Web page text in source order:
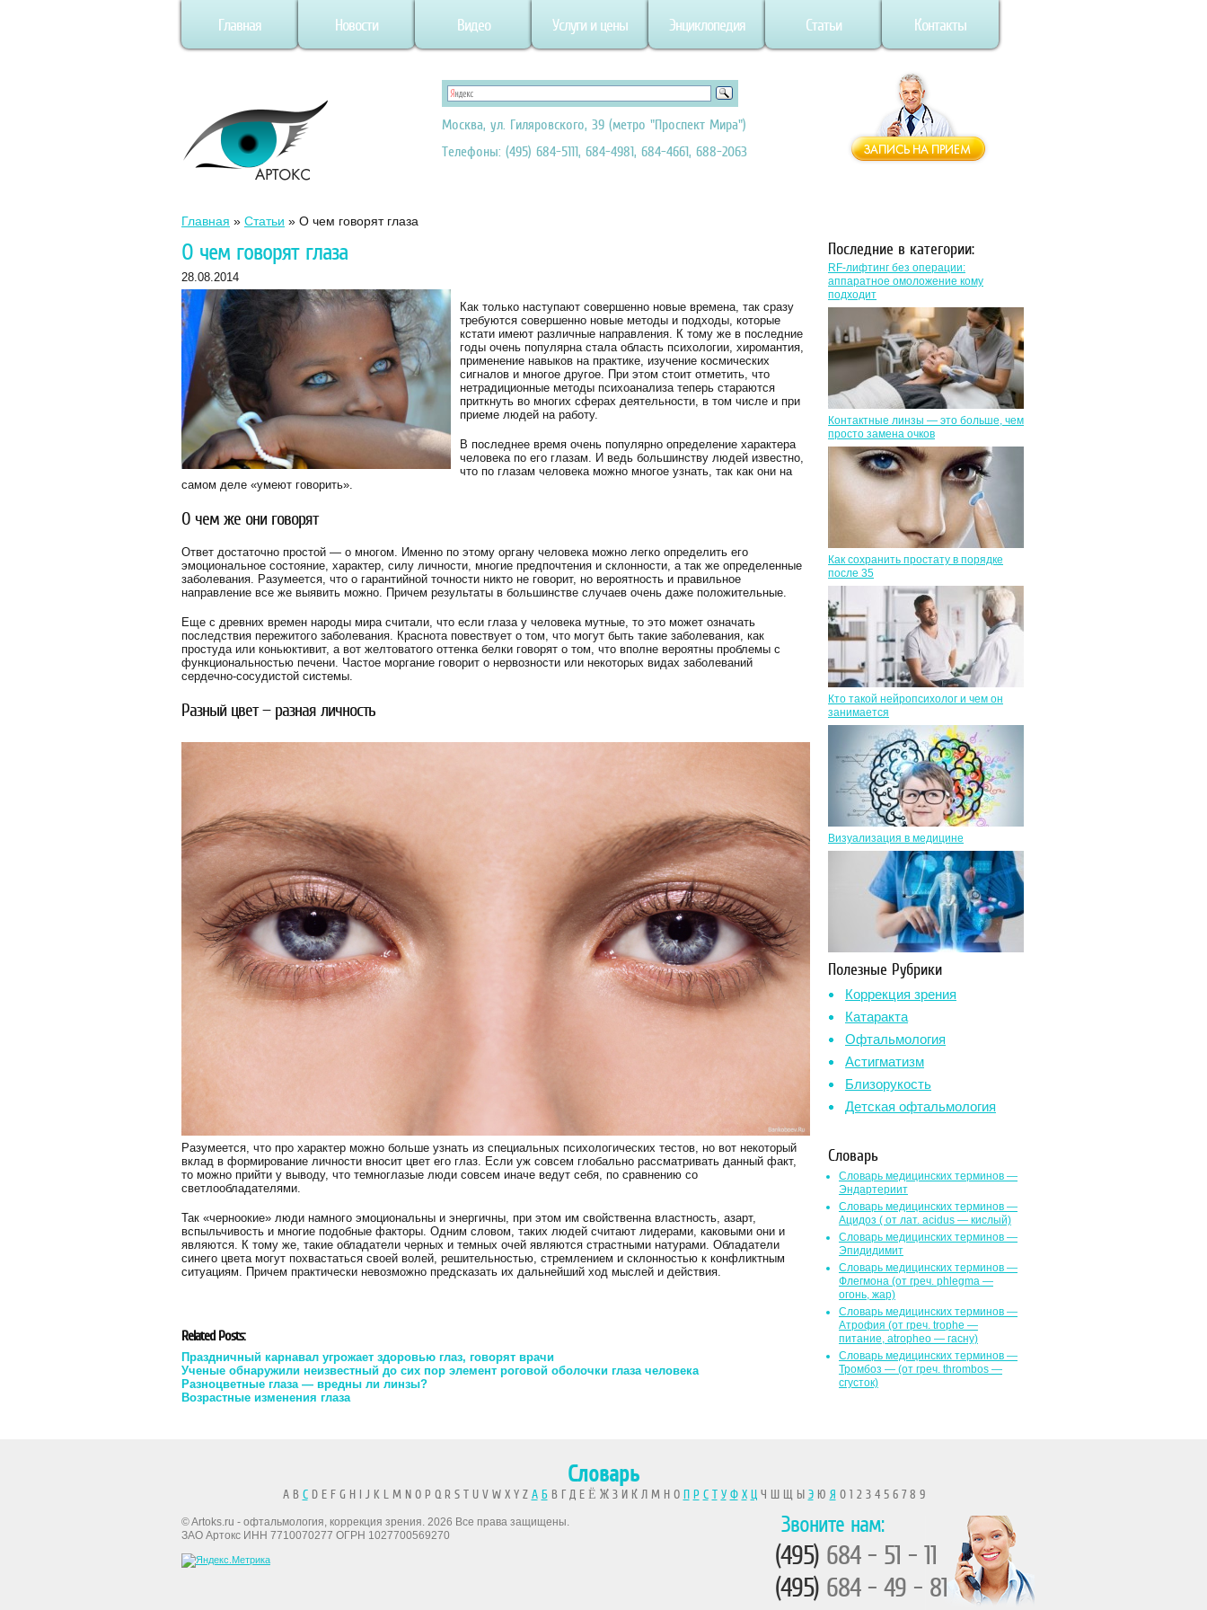
Главная Новости Видео Услуги и цены Энциклопедия Статьи Контакты
Москва, ул. Гиляровского, 39 (метро "Проспект Мира")
Телефоны: (495) 684-5111, 684-4981, 684-4661, 688-2063
Главная » Статьи » О чем говорят глаза
О чем говорят глаза
28.08.2014
Как только наступают совершенно новые времена, так сразу
требуются совершенно новые методы и подходы, которые
кстати имеют различные направления. К тому же в последние
годы очень популярна стала область психологии, хиромантия,
применение навыков на практике, изучение космических
сигналов и многое другое. При этом стоит отметить, что
нетрадиционные методы психоанализа теперь стараются
приткнуть во многих сферах деятельности, в том числе и при
приеме людей на работу.
В последнее время очень популярно определение характера
человека по его глазам. И ведь большинству людей известно,
что по глазам человека можно многое узнать, так как они на
самом деле «умеют говорить».
О чем же они говорят
Ответ достаточно простой — о многом. Именно по этому органу человека можно легко определить его
эмоциональное состояние, характер, силу личности, многие предпочтения и склонности, а так же определенные
заболевания. Разумеется, что о гарантийной точности никто не говорит, но вероятность и правильное
направление все же выявить можно. Причем результаты в большинстве случаев очень даже положительные.
Еще с древних времен народы мира считали, что если глаза у человека мутные, то это может означать
последствия пережитого заболевания. Краснота повествует о том, что могут быть такие заболевания, как
простуда или коньюктивит, а вот желтоватого оттенка белки говорят о том, что вполне вероятны проблемы с
функциональностью печени. Частое моргание говорит о нервозности или некоторых видах заболеваний
сердечно-сосудистой системы.
Разный цвет — разная личность
Разумеется, что про характер можно больше узнать из специальных психологических тестов, но вот некоторый
вклад в формирование личности вносит цвет его глаз. Если уж совсем глобально рассматривать данный факт,
то можно прийти у выводу, что темноглазые люди совсем иначе ведут себя, по сравнению со
светлообладателями.
Так «черноокие» люди намного эмоциональны и энергичны, при этом им свойственна властность, азарт,
вспыльчивость и многие подобные факторы. Одним словом, таких людей считают лидерами, каковыми они и
являются. К тому же, такие обладатели черных и темных очей являются страстными натурами. Обладатели
синего цвета могут похвастаться своей волей, решительностью, стремлением и склонностью к конфликтным
ситуациям. Причем практически невозможно предсказать их дальнейший ход мыслей и действия.
Related Posts:
Праздничный карнавал угрожает здоровью глаз, говорят врачи
Ученые обнаружили неизвестный до сих пор элемент роговой оболочки глаза человека
Разноцветные глаза — вредны ли линзы?
Возрастные изменения глаза
Последние в категории:
RF-лифтинг без операции:
аппаратное омоложение кому
подходит
Контактные линзы — это больше, чем
просто замена очков
Как сохранить простату в порядке
после 35
Кто такой нейропсихолог и чем он
занимается
Визуализация в медицине
Полезные Рубрики
Коррекция зрения
Катаракта
Офтальмология
Астигматизм
Близорукость
Детская офтальмология
Словарь
Словарь медицинских терминов —
Эндартериит
Словарь медицинских терминов —
Ацидоз ( от лат. асidus — кислый)
Словарь медицинских терминов —
Эпидидимит
Словарь медицинских терминов —
Флегмона (от гpeч. phlegma —
огонь, жар)
Словарь медицинских терминов —
Атрофия (от греч. trophe —
питание, atropheo — гасну)
Словарь медицинских терминов —
Тромбоз — (от греч. thrombos —
сгусток)
Словарь
A B CD E F G H I J K L M N O P Q R S T U V W X Y Z А БВ Г Д Е Ё Ж З И К Л М Н О П Р С Т У Ф Х ЦЧ Ш Щ Ы ЭЮ Я 0 1 2 3 4 5 6 7 8 9
© Artoks.ru - офтальмология, коррекция зрения. 2026 Все права защищены.
ЗАО Артокс ИНН 7710070277 ОГРН 1027700569270
Звоните нам:
(495) 684 - 51 - 11
(495) 684 - 49 - 81